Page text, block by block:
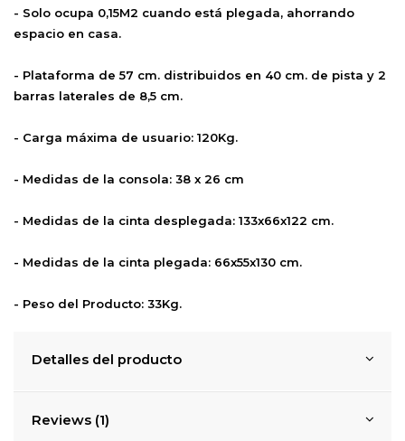
- Solo ocupa 0,15M2 cuando está plegada, ahorrando
espacio en casa.
- Plataforma de 57 cm. distribuidos en 40 cm. de pista y 2
barras laterales de 8,5 cm.
- Carga máxima de usuario: 120Kg.
- Medidas de la consola: 38 x 26 cm
- Medidas de la cinta desplegada: 133x66x122 cm.
- Medidas de la cinta plegada: 66x55x130 cm.
- Peso del Producto: 33Kg.
Detalles del producto
Reviews (1)